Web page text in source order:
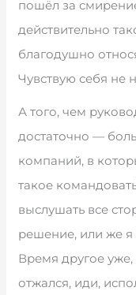
пошёл за
действительно
благодушно
Чувствую себя не
А того, чем
достаточно —
компаний, в
такое
выслушать все
решение, или же я
Время другое
отжался, иди,